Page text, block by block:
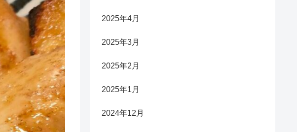
2025年4月
2025年3月
2025年2月
2025年1月
2024年12月